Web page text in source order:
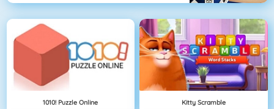
1010! Puzzle Online Kitty Scramble